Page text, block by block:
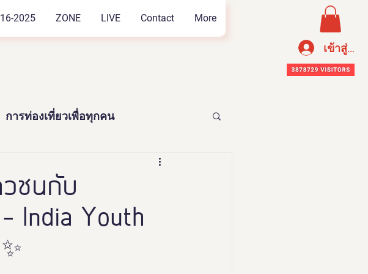
2025 ZONE LIVE Contact More
เข้าสู่ระ
การท่องเที่ยวเพื่อทุกคน
อาหารเพือสุขภาพ
Expo2022
วชนกับ
India Youth